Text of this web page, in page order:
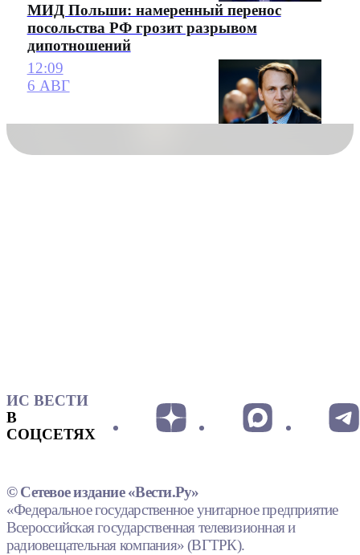
МИД Польши: намеренный перенос
посольства РФ грозит разрывом
дипотношений
12:09
6 АВГ
ИС ВЕСТИ
В
СОЦСЕТЯХ
© Сетевое издание «Вести.Ру»
«Федеральное государственное унитарное предприятие
Всероссийская государственная телевизионная и
радиовещательная компания» (ВГТРК).